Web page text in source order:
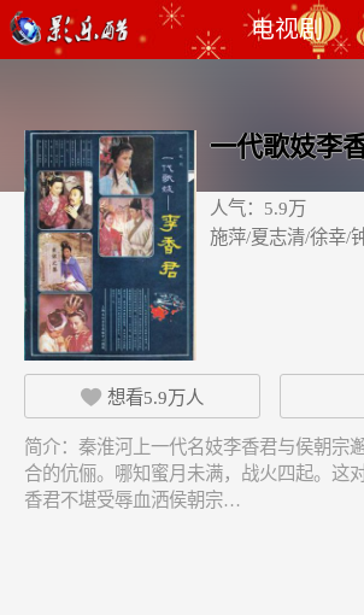
电视剧
一代歌妓李
人气：5.9万
施萍/夏志清/徐幸/
 想看5.9万人
简介： 秦淮河上一代名妓李香君与侯朝宗
合的伉俪。哪知蜜月未满，战火四起。这
香君不堪受辱血洒侯朝宗…